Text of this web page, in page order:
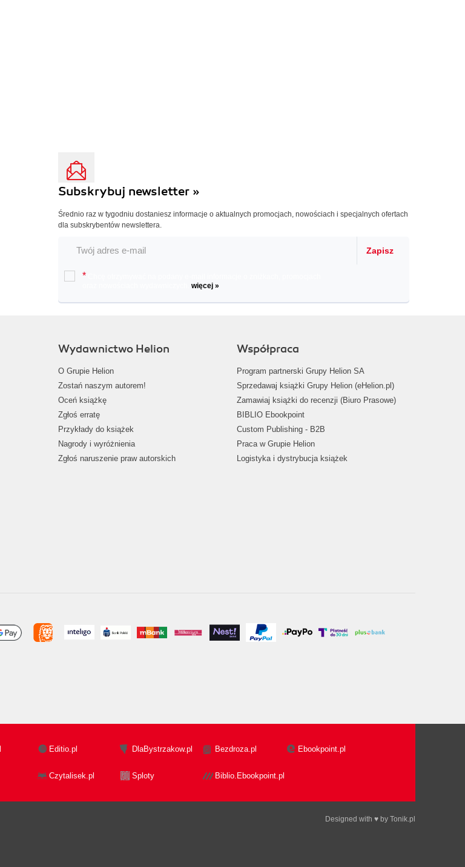
Subskrybuj newsletter »
Średnio raz w tygodniu dostaniesz informacje o aktualnych promocjach, nowościach i specjalnych ofertach
dla subskrybentów newslettera.
Zapisz
*
więcej »
Wydawnictwo Helion
O Grupie Helion
Zostań naszym autorem!
Oceń książkę
Zgłoś erratę
Przykłady do książek
Nagrody i wyróżnienia
Zgłoś naruszenie praw autorskich
Współpraca
Program partnerski Grupy Helion SA
Sprzedawaj książki Grupy Helion (eHelion.pl)
Zamawiaj książki do recenzji (Biuro Prasowe)
BIBLIO Ebookpoint
Custom Publishing - B2B
Praca w Grupie Helion
Logistyka i dystrybucja książek
Editio.pl DlaBystrzakow.pl Bezdroza.pl Ebookpoint.pl
Czytalisek.pl Sploty Biblio.Ebookpoint.pl
Designed with ♥ by Tonik.pl